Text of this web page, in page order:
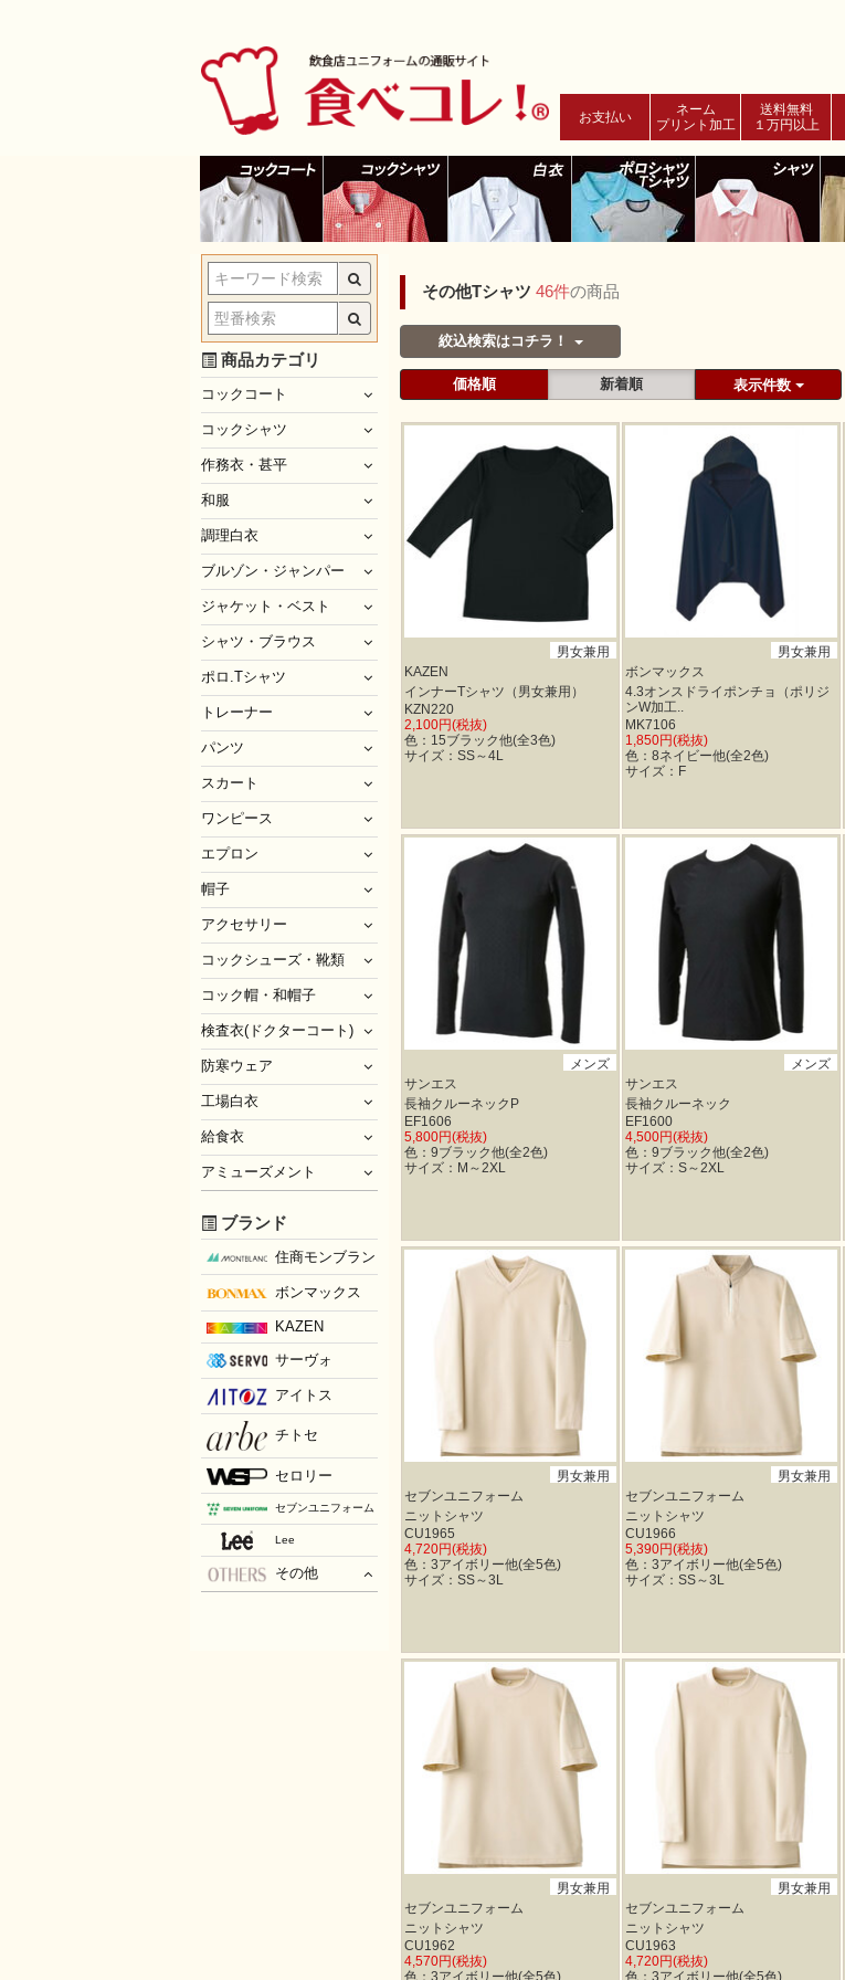
送料無料
１万円以上
ネーム
プリント加工
お支払い
その他Tシャツ 46件の商品
絞込検索はコチラ！
価格順 新着順 表示件数
男女兼用
KAZEN
インナーTシャツ（男女兼用）
KZN220
2,100円(税抜)
色：15ブラック他(全3色)
サイズ：SS～4L
男女兼用
ボンマックス
4.3オンスドライポンチョ（ポリジ
ンW加工..
MK7106
1,850円(税抜)
色：8ネイビー他(全2色)
サイズ：F
メンズ
サンエス
長袖クルーネックP
EF1606
5,800円(税抜)
色：9ブラック他(全2色)
サイズ：M～2XL
メンズ
サンエス
長袖クルーネック
EF1600
4,500円(税抜)
色：9ブラック他(全2色)
サイズ：S～2XL
男女兼用
セブンユニフォーム
ニットシャツ
CU1965
4,720円(税抜)
色：3アイボリー他(全5色)
サイズ：SS～3L
男女兼用
セブンユニフォーム
ニットシャツ
CU1966
5,390円(税抜)
色：3アイボリー他(全5色)
サイズ：SS～3L
男女兼用
セブンユニフォーム
ニットシャツ
CU1962
4,570円(税抜)
色：3アイボリー他(全5色)
男女兼用
セブンユニフォーム
ニットシャツ
CU1963
4,720円(税抜)
色：3アイボリー他(全5色)
商品カテゴリ
コックコート
コックシャツ
作務衣・甚平
和服
調理白衣
ブルゾン・ジャンパー
ジャケット・ベスト
シャツ・ブラウス
ポロ.Tシャツ
トレーナー
パンツ
スカート
ワンピース
エプロン
帽子
アクセサリー
コックシューズ・靴類
コック帽・和帽子
検査衣(ドクターコート)
防寒ウェア
工場白衣
給食衣
アミューズメント
ブランド
住商モンブラン
ボンマックス
KAZEN
サーヴォ
アイトス
チトセ
セロリー
セブンユニフォーム
Lee
その他